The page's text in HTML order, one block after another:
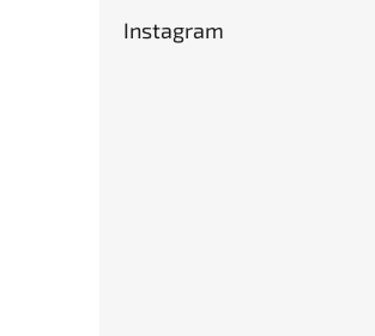
Instagram